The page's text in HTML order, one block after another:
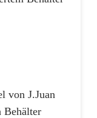
von J.Juan
Behälter